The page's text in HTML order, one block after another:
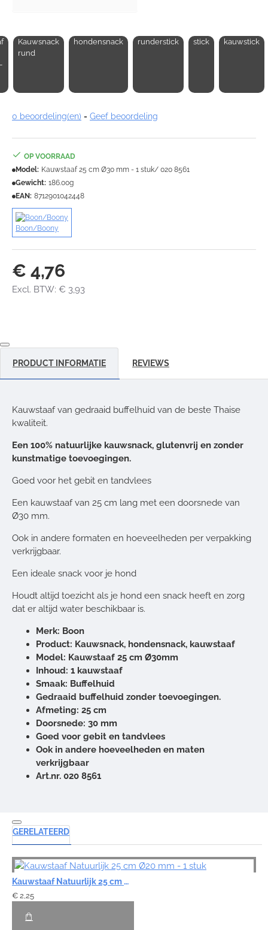
Kauwsnack
rund
hondensnack runderstick stick kauwstick
0 beoordeling(en) - Geef beoordeling
€ 4,76
Excl. BTW: € 3,93
OP VOORRAAD
Model: Kauwstaaf 25 cm Ø30 mm - 1 stuk/ 020 8561
Gewicht: 186.00g
EAN: 8712901042448
Boon/Boony
PRODUCT INFORMATIE REVIEWS
Kauwstaaf van gedraaid buffelhuid van de beste Thaise
kwaliteit.
Een 100% natuurlijke kauwsnack, glutenvrij en zonder
kunstmatige toevoegingen.
Goed voor het gebit en tandvlees
Een kauwstaaf van 25 cm lang met een doorsnede van
Ø30 mm.
Ook in andere formaten en hoeveelheden per verpakking
verkrijgbaar.
Een ideale snack voor je hond
Houdt altijd toezicht als je hond een snack heeft en zorg
dat er altijd water beschikbaar is.
Merk: Boon
Product: Kauwsnack, hondensnack, kauwstaaf
Model: Kauwstaaf 25 cm Ø30mm
Inhoud: 1 kauwstaaf
Smaak: Buffelhuid
Gedraaid buffelhuid zonder toevoegingen.
Afmeting: 25 cm
Doorsnede: 30 mm
Goed voor gebit en tandvlees
Ook in andere hoeveelheden en maten
verkrijgbaar
Art.nr. 020 8561
GERELATEERD
Kauwstaaf Natuurlijk 25 cm Ø20 mm - 1 stuk
€ 2,25